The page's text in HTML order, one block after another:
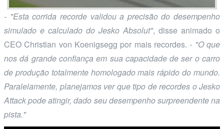
- "Esta corrida recorde validou a precisão do desempenho
simulado e calculado do Jesko Absolut", disse animado o
CEO Christian von Koenigsegg por mais recordes. - "O que
nos dá grande confiança em sua capacidade de ser o carro
de produção totalmente homologado mais rápido do mundo.
Paralelamente, planejamos ver que tipo de recordes o Jesko
Attack pode atingir, dado seu desempenho surpreendente na
pista."